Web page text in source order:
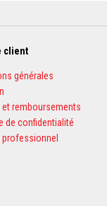
client
générales
et remboursements
de confidentialité